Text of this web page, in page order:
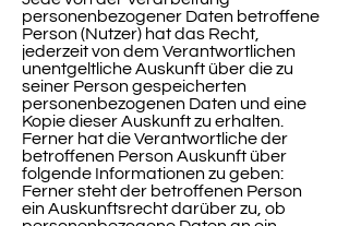
personenbezogener Daten betroffene
Person (Nutzer) hat das Recht,
jederzeit von dem Verantwortlichen
unentgeltliche Auskunft über die zu
seiner Person gespeicherten
personenbezogenen Daten und eine
Kopie dieser Auskunft zu erhalten.
Ferner hat die Verantwortliche der
betroffenen Person Auskunft über
folgende Informationen zu geben:
Ferner steht der betroffenen Person
ein Auskunftsrecht darüber zu, ob